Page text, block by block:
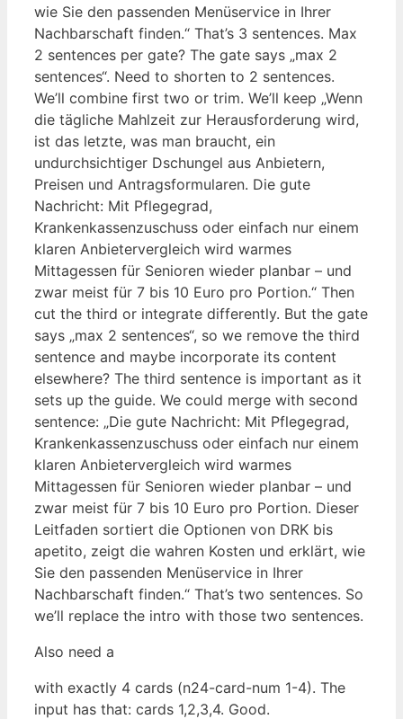
wie Sie den passenden Menüservice in Ihrer
Nachbarschaft finden.“ That’s 3 sentences. Max
2 sentences per gate? The gate says „max 2
sentences“. Need to shorten to 2 sentences.
We’ll combine first two or trim. We’ll keep „Wenn
die tägliche Mahlzeit zur Herausforderung wird,
ist das letzte, was man braucht, ein
undurchsichtiger Dschungel aus Anbietern,
Preisen und Antragsformularen. Die gute
Nachricht: Mit Pflegegrad,
Krankenkassenzuschuss oder einfach nur einem
klaren Anbietervergleich wird warmes
Mittagessen für Senioren wieder planbar – und
zwar meist für 7 bis 10 Euro pro Portion.“ Then
cut the third or integrate differently. But the gate
says „max 2 sentences“, so we remove the third
sentence and maybe incorporate its content
elsewhere? The third sentence is important as it
sets up the guide. We could merge with second
sentence: „Die gute Nachricht: Mit Pflegegrad,
Krankenkassenzuschuss oder einfach nur einem
klaren Anbietervergleich wird warmes
Mittagessen für Senioren wieder planbar – und
zwar meist für 7 bis 10 Euro pro Portion. Dieser
Leitfaden sortiert die Optionen von DRK bis
apetito, zeigt die wahren Kosten und erklärt, wie
Sie den passenden Menüservice in Ihrer
Nachbarschaft finden.“ That’s two sentences. So
we’ll replace the intro with those two sentences.
Also need a
with exactly 4 cards (n24-card-num 1-4). The
input has that: cards 1,2,3,4. Good.